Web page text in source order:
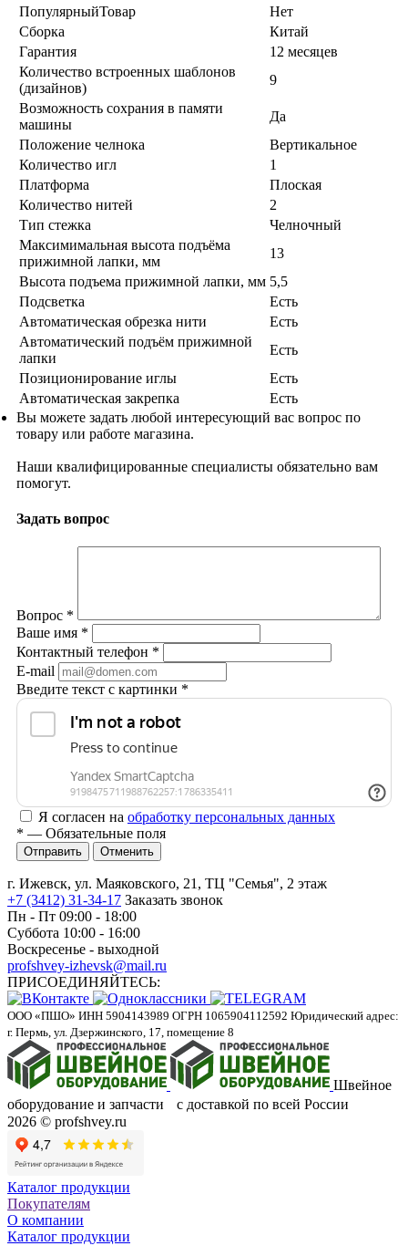
ПопулярныйТовар
Нет
Сборка
Китай
Гарантия
12 месяцев
Количество встроенных шаблонов
(дизайнов)
9
Возможность сохрания в памяти
машины
Да
Положение челнока
Вертикальное
Количество игл
1
Платформа
Плоская
Количество нитей
2
Тип стежка
Челночный
Максимимальная высота подъёма
прижимной лапки, мм
13
Высота подъема прижимной лапки, мм 5,5
Подсветка
Есть
Автоматическая обрезка нити
Есть
Автоматический подъём прижимной
лапки
Есть
Позиционирование иглы
Есть
Автоматическая закрепка
Есть
Вы можете задать любой интересующий вас вопрос по
товару или работе магазина.
Наши квалифицированные специалисты обязательно вам
помогут.
Задать вопрос
Вопрос *
Ваше имя *
Контактный телефон *
E-mail
Введите текст с картинки *
Я согласен на обработку персональных данных
* — Обязательные поля
Отменить
г. Ижевск, ул. Маяковского, 21, ТЦ "Семья", 2 этаж
+7 (3412) 31-34-17 Заказать звонок
Пн - Пт 09:00 - 18:00
Суббота 10:00 - 16:00
Воскресенье - выходной
profshvey-izhevsk@mail.ru
ПРИСОЕДИНЯЙТЕСЬ:
ООО «ПШО» ИНН 5904143989 ОГРН 1065904112592 Юридический адрес:
г. Пермь, ул. Дзержинского, 17, помещение 8
Швейное
оборудование и запчасти с доставкой по всей России
2026 © profshvey.ru
Каталог продукции
Покупателям
О компании
Каталог продукции